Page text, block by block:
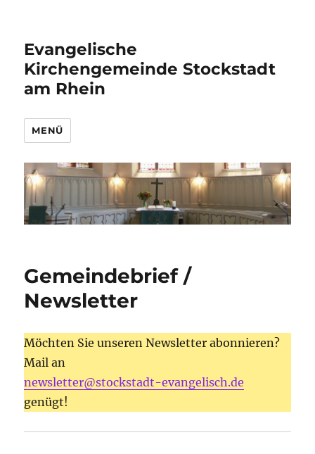
Evangelische
Kirchengemeinde Stockstadt
am Rhein
MENÜ
Gemeindebrief /
Newsletter
Möchten Sie unseren Newsletter abonnieren?
Mail an
newsletter@stockstadt-evangelisch.de
genügt!